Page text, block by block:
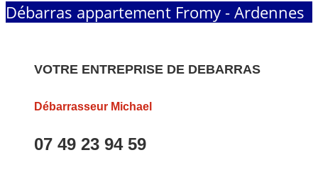
Débarras appartement Fromy - Ardennes
VOTRE ENTREPRISE DE DEBARRAS
Débarrasseur Michael
07 49 23 94 59